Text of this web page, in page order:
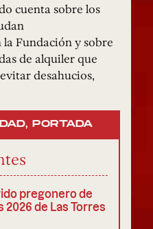
cuenta sobre los
Fundación y sobre
de alquiler que
desahucios,
, PORTADA
pregonero de
de Las Torres